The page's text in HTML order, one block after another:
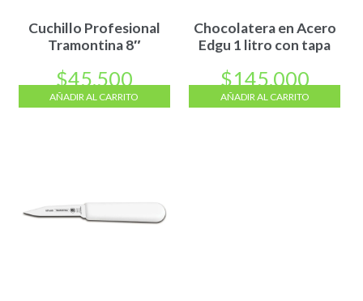
Cuchillo Profesional
Tramontina 8″
$45.500
AÑADIR AL CARRITO
Chocolatera en Acero
Edgu 1 litro con tapa
$145.000
AÑADIR AL CARRITO